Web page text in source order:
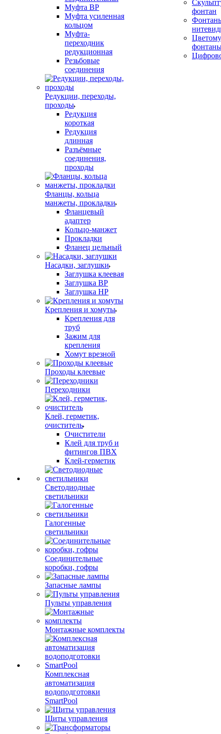
Муфта ВР
Муфта усиленная
кольцом
Муфта-
переходник
редукционная
Резьбовые
соединения
Редукции, переходы,
проходы
Редукция
короткая
Редукция
длинная
Разъёмные
соединения,
проходы
Фланцы, кольца
манжеты, прокладки
Фланцевый
адаптер
Кольцо-манжет
Прокладки
Фланец цельный
Насадки, заглушки
Заглушка клеевая
Заглушка ВР
Заглушка НР
Крепления и хомуты
Крепления для
труб
Зажим для
крепления
Хомут врезной
Проходы клеевые
Переходники
Клей, герметик,
очиститель
Очистители
Клей для труб и
фитингов ПВХ
Клей-герметик
Светодиодные
светильники
Галогенные
светильники
Соединительные
коробки, гофры
Запасные лампы
Пульты управления
Монтажные комплекты
Комплексная
автоматизация
водоподготовки
SmartPool
Щиты управления
фонтан